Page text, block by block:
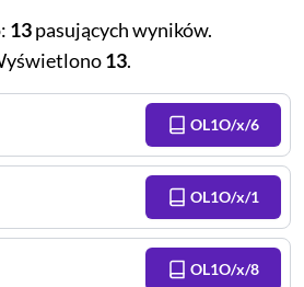
: 13pasujących wyników.
13.
OL1O/x/6
OL1O/x/1
OL1O/x/8